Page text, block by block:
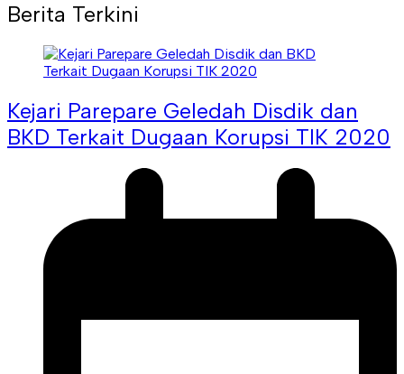
Berita Terkini
Kejari Parepare Geledah Disdik dan
BKD Terkait Dugaan Korupsi TIK 2020